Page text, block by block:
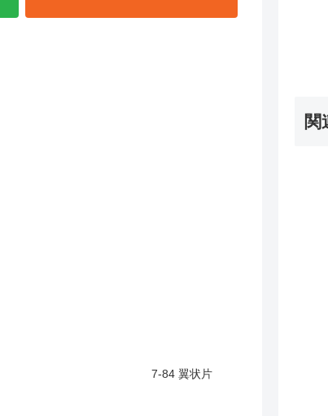
7-84 翼状片
関